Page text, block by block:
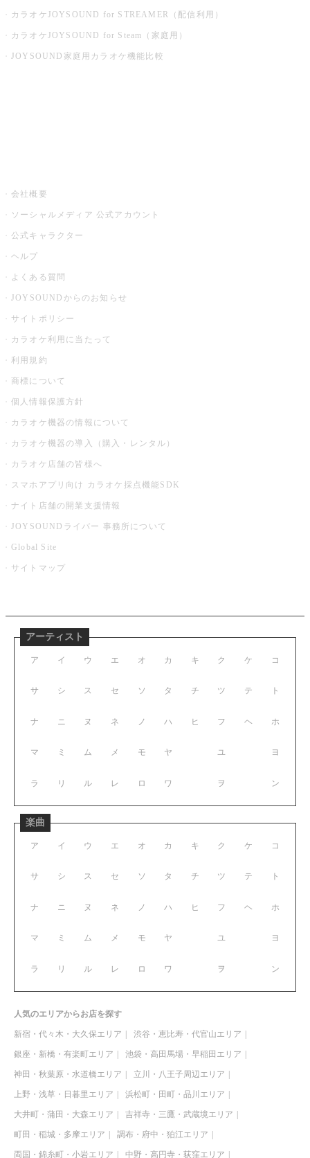
カラオケJOYSOUND for STREAMER（配信利用）
カラオケJOYSOUND for Steam（家庭用）
JOYSOUND家庭用カラオケ機能比較
会社概要
ソーシャルメディア 公式アカウント
公式キャラクター
ヘルプ
よくある質問
JOYSOUNDからのお知らせ
サイトポリシー
カラオケ利用に当たって
利用規約
商標について
個人情報保護方針
カラオケ機器の情報について
カラオケ機器の導入（購入・レンタル）
カラオケ店舗の皆様へ
スマホアプリ向け カラオケ採点機能SDK
ナイト店舗の開業支援情報
JOYSOUNDライバー 事務所について
Global Site
サイトマップ
アーティスト
ア イ ウ エ オ
サ シ ス セ ソ
ナ ニ ヌ ネ ノ
マ ミ ム メ モ
ラ リ ル レ ロ
カ キ ク ケ コ
タ チ ツ テ ト
ハ ヒ フ ヘ ホ
ヤ ユ ヨ
ワ ヲ ン
楽曲
ア イ ウ エ オ
サ シ ス セ ソ
ナ ニ ヌ ネ ノ
マ ミ ム メ モ
ラ リ ル レ ロ
カ キ ク ケ コ
タ チ ツ テ ト
ハ ヒ フ ヘ ホ
ヤ ユ ヨ
ワ ヲ ン
人気のエリアからお店を探す
新宿・代々木・大久保エリア 渋谷・恵比寿・代官山エリア
銀座・新橋・有楽町エリア 池袋・高田馬場・早稲田エリア
神田・秋葉原・水道橋エリア 立川・八王子周辺エリア
上野・浅草・日暮里エリア 浜松町・田町・品川エリア
大井町・蒲田・大森エリア 吉祥寺・三鷹・武蔵境エリア
町田・稲城・多摩エリア 調布・府中・狛江エリア
両国・錦糸町・小岩エリア 中野・高円寺・荻窪エリア